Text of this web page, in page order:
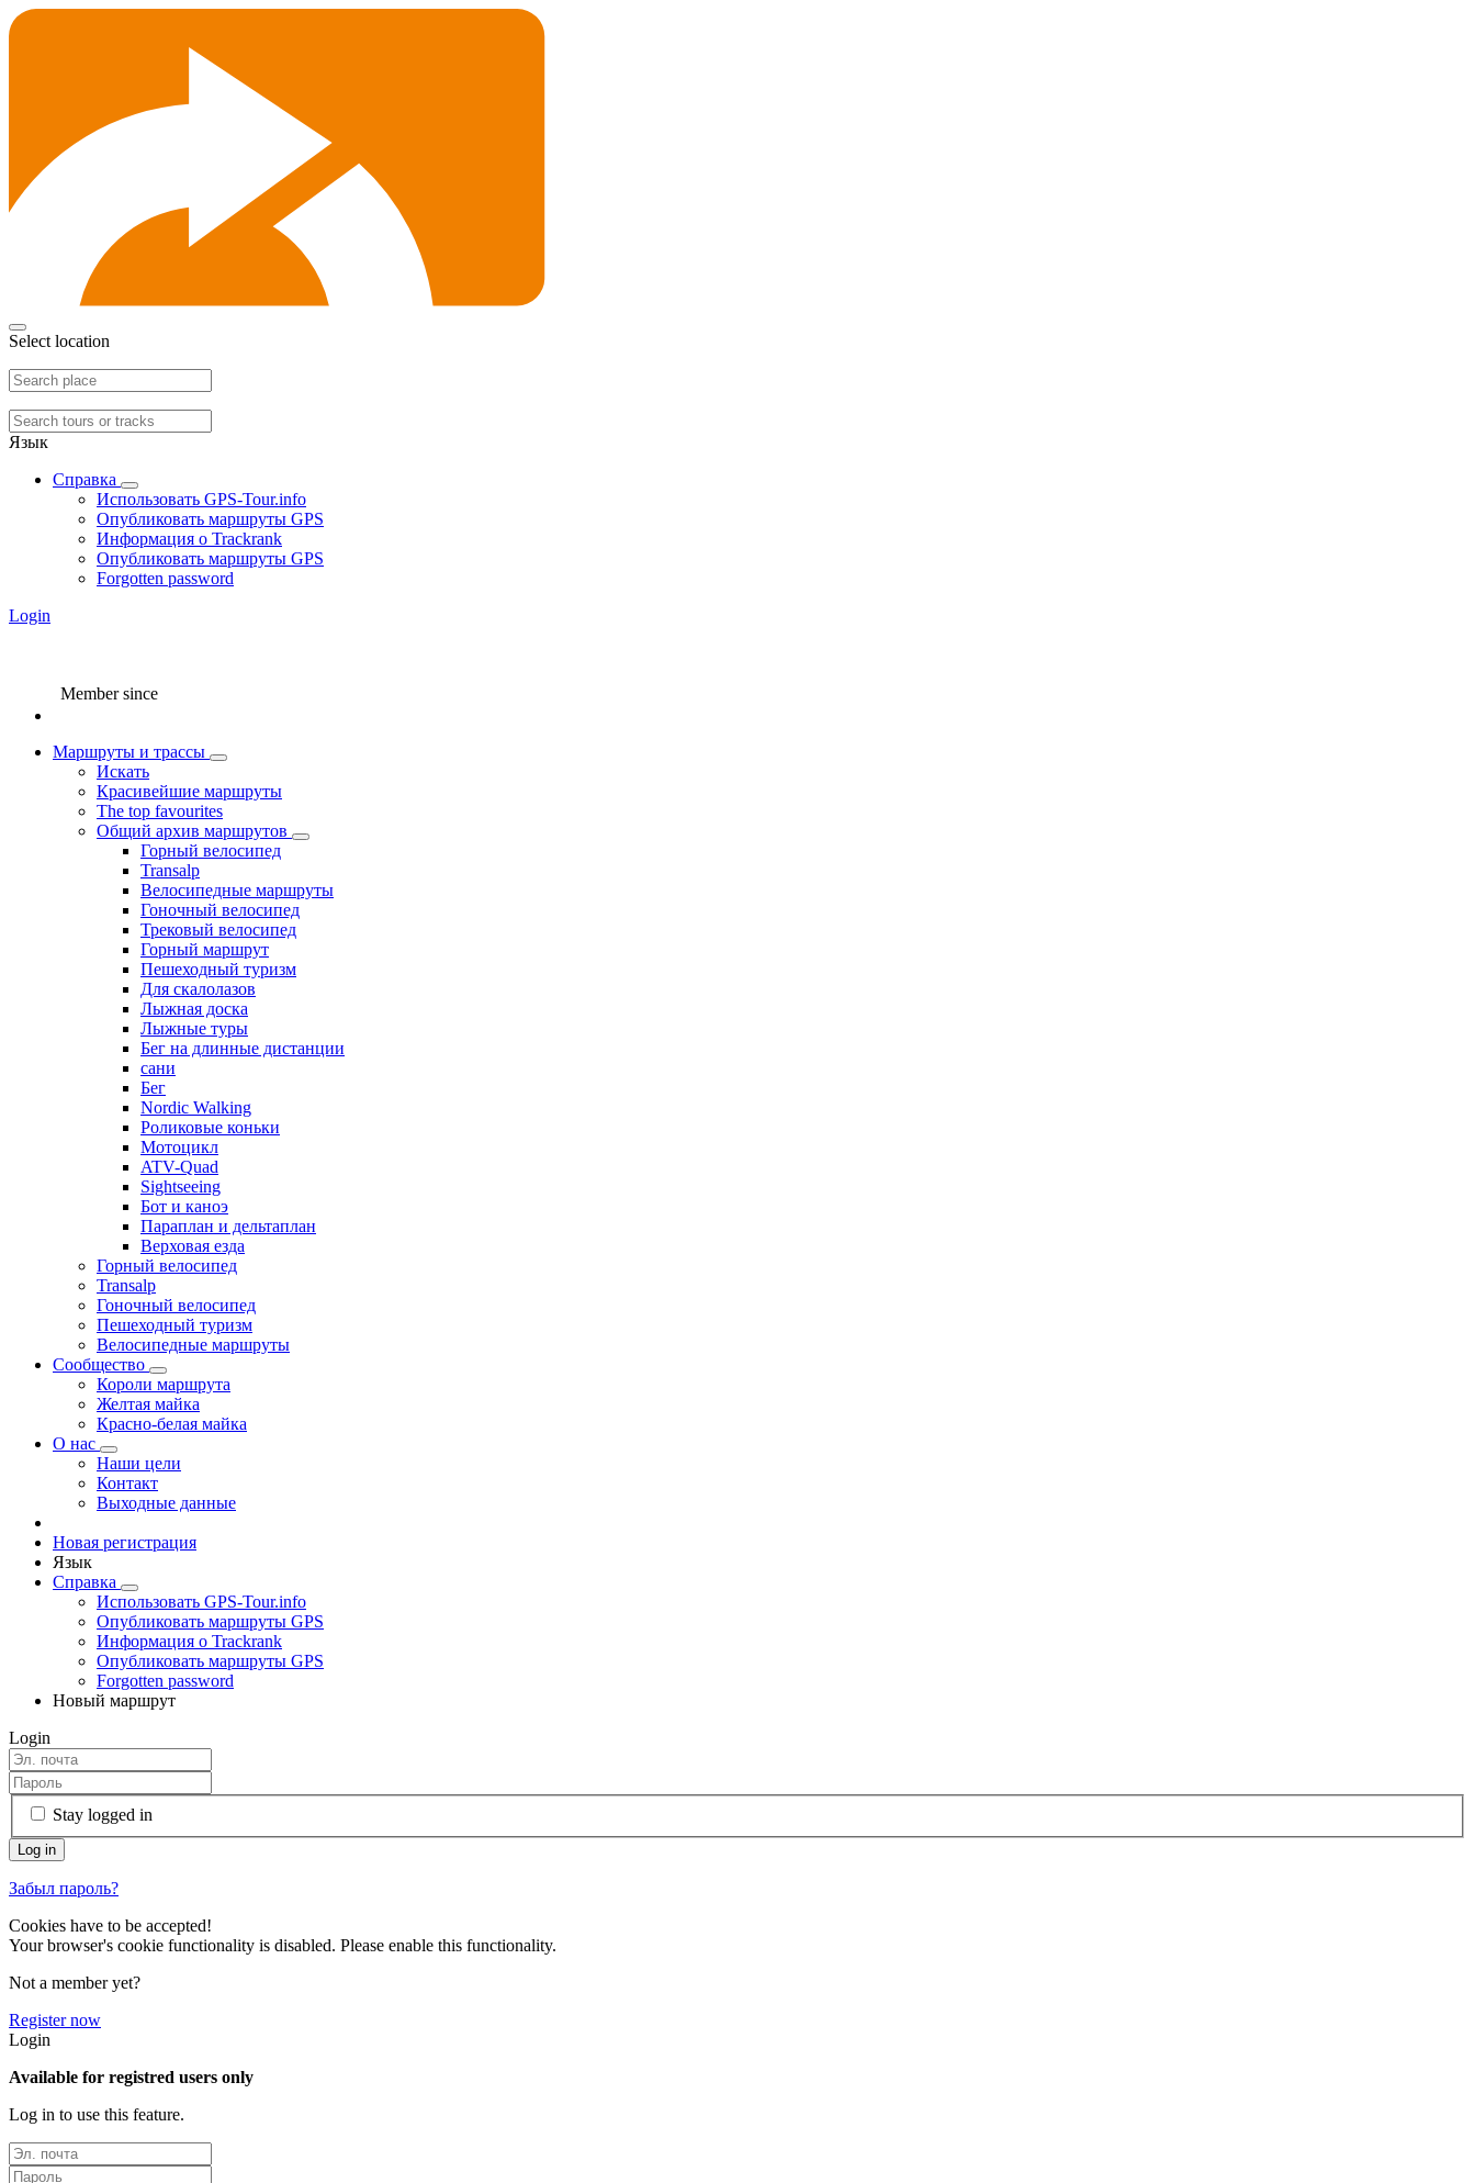
Select location
Язык
Справка
Использовать GPS-Tour.info
Опубликовать маршруты GPS
Информация о Trackrank
Опубликовать маршруты GPS
Forgotten password
Login
Member since
Маршруты и трассы
Искать
Красивейшие маршруты
The top favourites
Общий архив маршрутов
Горный велосипед
Transalp
Велосипедные маршруты
Гоночный велосипед
Трековый велосипед
Горный маршрут
Пешеходный туризм
Для скалолазов
Лыжная доска
Лыжные туры
Бег на длинные дистанции
сани
Бег
Nordic Walking
Роликовые коньки
Мотоцикл
ATV-Quad
Sightseeing
Бот и каноэ
Параплан и дельтаплан
Верховая езда
Горный велосипед
Transalp
Гоночный велосипед
Пешеходный туризм
Велосипедные маршруты
Сообщество
Короли маршрута
Желтая майка
Красно-белая майка
О нас
Наши цели
Контакт
Выходные данные
Новая регистрация
Язык
Справка
Использовать GPS-Tour.info
Опубликовать маршруты GPS
Информация о Trackrank
Опубликовать маршруты GPS
Forgotten password
Новый маршрут
Login
Stay logged in
Забыл пароль?
Cookies have to be accepted!
Your browser's cookie functionality is disabled. Please enable this functionality.
Not a member yet?
Register now
Login
Available for registred users only
Log in to use this feature.